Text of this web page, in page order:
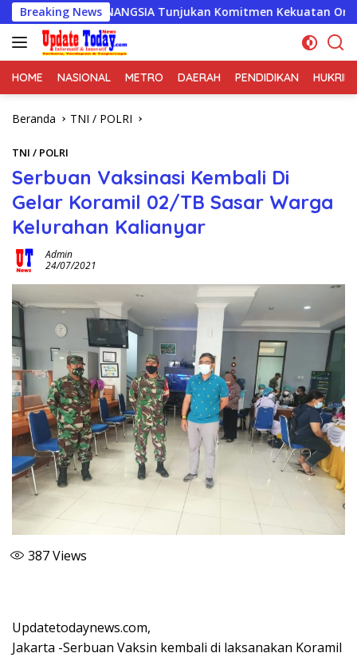
Langsung
ke
konten
Breaking NewsTunjukan Komitmen Kekuatan Organisasi
HOME NASIONAL METRO DAERAH PENDIDIKAN HUKRIM
Beranda TNI / POLRI
TNI / POLRI
Serbuan Vaksinasi Kembali Di
Gelar Koramil 02/TB Sasar Warga
Kelurahan Kalianyar
Admin
24/07/2021
387Views
Updatetodaynews.com,
Jakarta -Serbuan Vaksin kembali di laksanakan Koramil